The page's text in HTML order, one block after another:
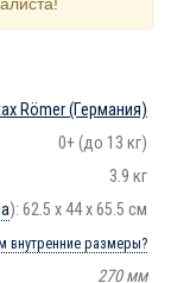
Römer(Германия)
0+ (до 13 кг)
3.9 кг
): 62.5 x 44 x 65.5 см
внутренние размеры?
270 мм